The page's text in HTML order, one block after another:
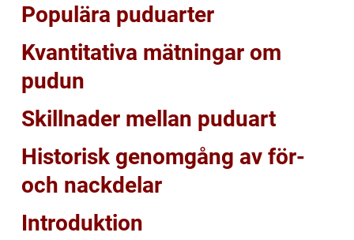
Populära puduarter
Kvantitativa mätningar om
pudun
Skillnader mellan puduart
Historisk genomgång av för-
och nackdelar
Introduktion